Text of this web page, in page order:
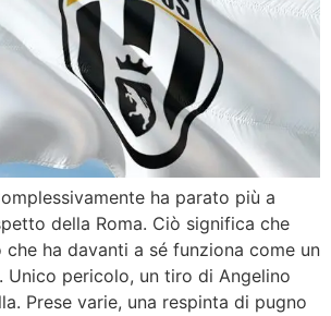
ha parato più a
della Roma. Ciò significa che
che ha davanti a sé funziona come un
pericolo, un tiro di Angelino
Prese varie, una respinta di pugno